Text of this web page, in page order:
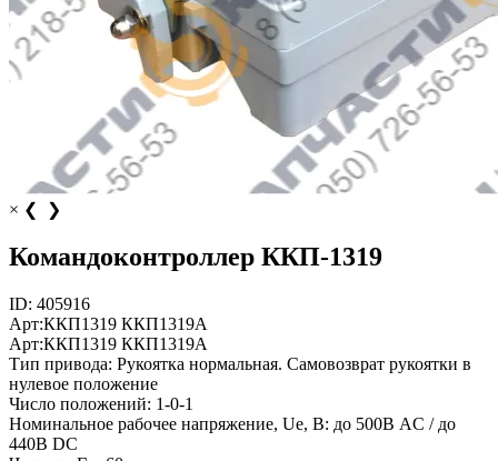
× ❮ ❯
Командоконтроллер ККП-1319
ID: 405916
Арт:ККП1319 ККП1319А
Арт:ККП1319 ККП1319А
Тип привода: Рукоятка нормальная. Самовозврат рукоятки в
нулевое положение
Число положений: 1-0-1
Номинальное рабочее напряжение, Ue, В: до 500В AC / до
440В DC